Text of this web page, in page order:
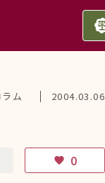
ム 2004.03.06
favorite 0